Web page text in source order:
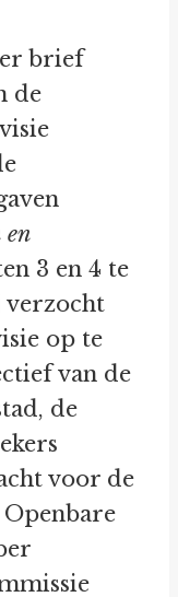
brief
de
en
3 en 4 te
verzocht
op te
van de
de
voor de
Openbare